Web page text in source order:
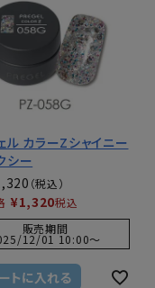
ル カラーZシャイニー
シー
¥1,320税込
販売期間
12/01 10:00〜
トに入れる